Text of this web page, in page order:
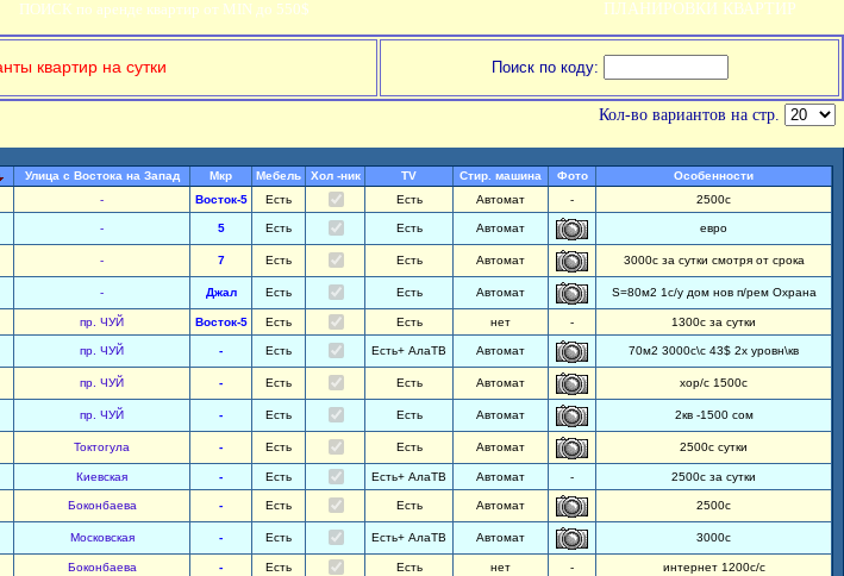
ПОИСК по аренде квартир от MIN до 550$ ПЛАНИРОВКИ КВАРТИР
квартир на сутки Поиск по коду:
Кол-во вариантов на стр.
Улица с Востока на Запад Мкр Мебель Хол -ник TV Стир. машина Фото
Особенности
- Восток-5 Есть Есть Автомат - 2500с
- 5 Есть Есть Автомат евро
- 7 Есть Есть Автомат 3000с за сутки смотря от срока
- Джал Есть Есть Автомат S=80м2 1с/у дом нов п/рем Охрана
пр. ЧУЙ Восток-5 Есть Есть нет - 1300с за сутки
пр. ЧУЙ - Есть Есть+ АлаТВ Автомат 70м2 3000с\с 43$ 2х уровн\кв
пр. ЧУЙ - Есть Есть Автомат хор/с 1500с
пр. ЧУЙ - Есть Есть Автомат 2кв -1500 сом
Токтогула - Есть Есть Автомат 2500с сутки
Киевская - Есть Есть+ АлаТВ Автомат - 2500с за сутки
Боконбаева - Есть Есть Автомат 2500с
Московская - Есть Есть+ АлаТВ Автомат 3000с
Боконбаева - Есть Есть нет - интернет 1200с/с